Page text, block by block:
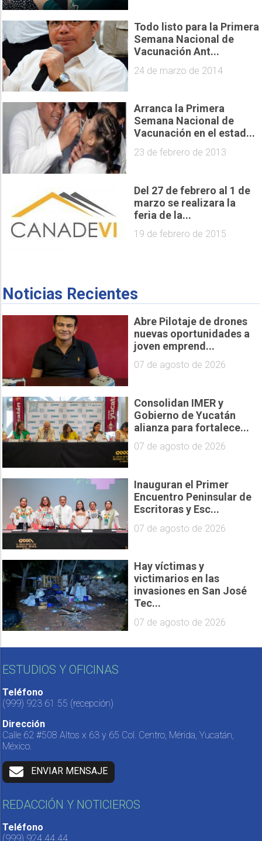
Todo listo para la Primera
Semana Nacional de
Vacunación Ant...
24 de marzo de 2014
Arranca la Primera
Semana Nacional de
Vacunación en el estad...
23 de febrero de 2013
Del 27 de febrero al 1 de
marzo se realizara la
feria de la...
19 de febrero de 2015
Noticias Recientes
Abre Pilotaje de drones
nuevas oportunidades a
joven emprend...
07 de agosto de 2026
Consolidan IMER y
Gobierno de Yucatán
alianza para fortalece...
07 de agosto de 2026
Inauguran el Primer
Encuentro Peninsular de
Escritoras y Esc...
07 de agosto de 2026
Hay víctimas y
victimarios en las
invasiones en San José
Tec...
07 de agosto de 2026
ESTUDIOS Y OFICINAS
Teléfono
(999) 923 61 55 (recepción)
Dirección
Calle 62 #508 Altos x 63 y 65 Col. Centro, Mérida, Yucatán,
México.
ENVIAR MENSAJE
REDACCIÓN Y NOTICIEROS
Teléfono
(999) 924 44 44